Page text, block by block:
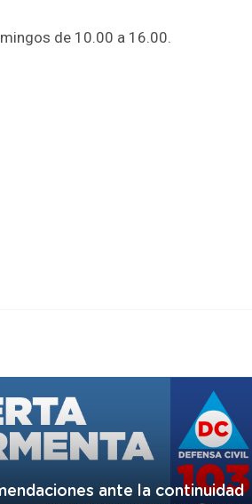
de 10.00 a 16.00.
ante la continuidad